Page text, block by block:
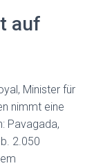
auf
Minister für
nimmt eine
Pavagada,
2.050